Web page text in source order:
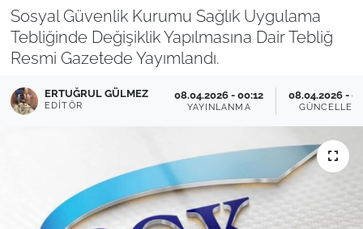
Sosyal Güvenlik Kurumu Sağlık Uygulama
Tebliğinde Değişiklik Yapılmasına Dair Tebliğ
Resmi Gazetede Yayımlandı.
ERTUĞRUL GÜLMEZ
EDITÖR
08.04.2026 - 00:12
YAYINLANMA
08.04.2026 -
Sendika
Sağlık Personeli Alımı
Eğitim
Kamu Alımları
Tüm Manşetler
Son Dakika Haberleri
Haber Arşivi